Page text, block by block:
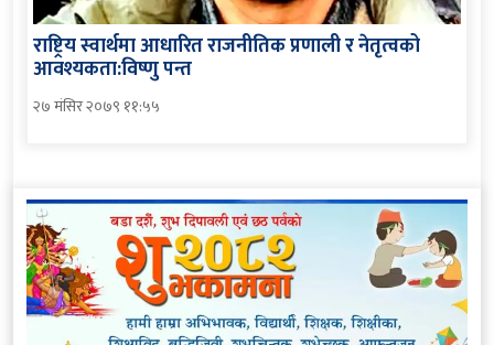
राष्ट्रिय स्वार्थमा आधारित राजनीतिक प्रणाली र नेतृत्वको
आवश्यकता:विष्णु पन्त
२७ मंसिर २०७९ ११:५५